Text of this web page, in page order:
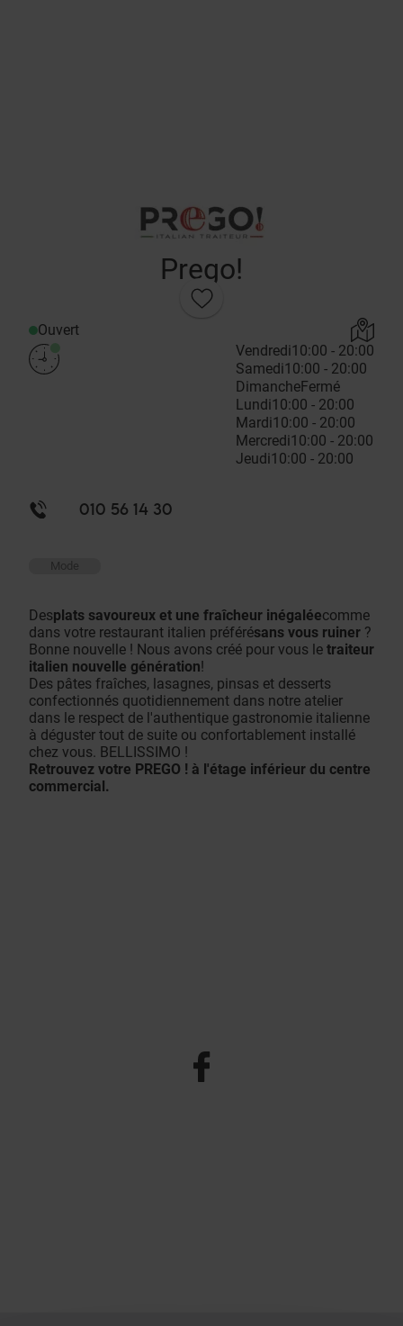
Prego!
Ouvert
Vendredi10:00 - 20:00
Samedi10:00 - 20:00
DimancheFermé
Lundi10:00 - 20:00
Mardi10:00 - 20:00
Mercredi10:00 - 20:00
Jeudi10:00 - 20:00
010 56 14 30
Mode
Desplats savoureux et une fraîcheur inégaléecomme
dans votre restaurant italien préférésans vous ruiner ?
Bonne nouvelle ! Nous avons créé pour vous le traiteur
italien nouvelle génération!
Des pâtes fraîches, lasagnes, pinsas et desserts
confectionnés quotidiennement dans notre atelier
dans le respect de l'authentique gastronomie italienne
à déguster tout de suite ou confortablement installé
chez vous. BELLISSIMO !
Retrouvez votre PREGO ! à l'étage inférieur du centre
commercial.